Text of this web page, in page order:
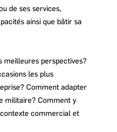
de ses services,
ainsi que bâtir sa
meilleures perspectives?
les plus
Comment adapter
militaire? Comment y
commercial et